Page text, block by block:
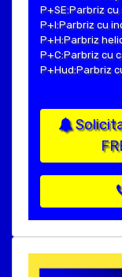
P+SE:Parbriz
P+I:Parbriz cu
P+H:Parbriz
P+C:Parbriz cu
P+Hud:Parbriz